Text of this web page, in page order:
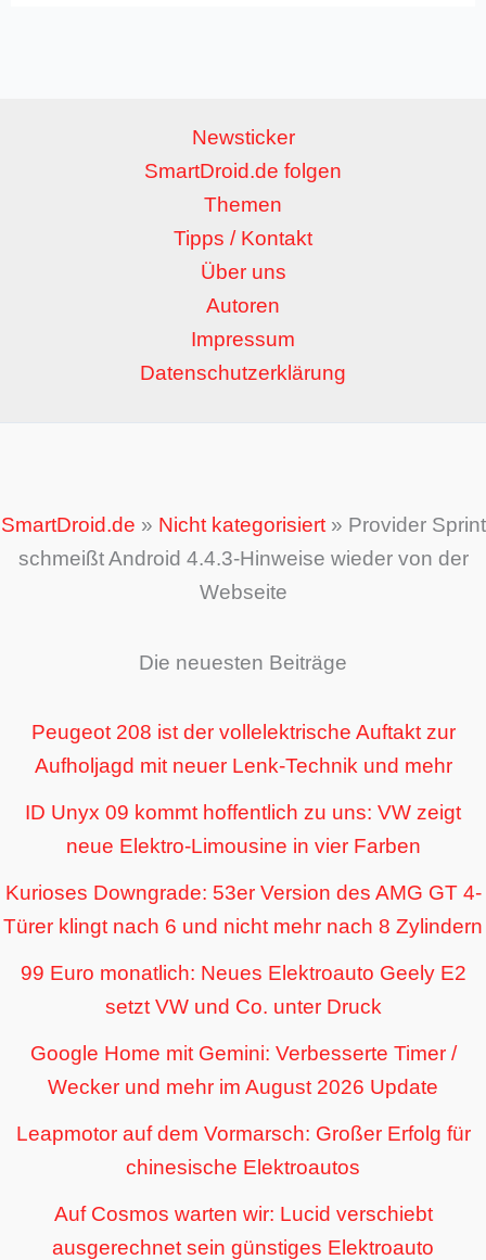
Newsticker
SmartDroid.de folgen
Themen
Tipps / Kontakt
Über uns
Autoren
Impressum
Datenschutzerklärung
SmartDroid.de » Nicht kategorisiert» Provider Sprint
schmeißt Android 4.4.3-Hinweise wieder von der
Webseite
Die neuesten Beiträge
Peugeot 208 ist der vollelektrische Auftakt zur
Aufholjagd mit neuer Lenk-Technik und mehr
ID Unyx 09 kommt hoffentlich zu uns: VW zeigt
neue Elektro-Limousine in vier Farben
Kurioses Downgrade: 53er Version des AMG GT 4-
Türer klingt nach 6 und nicht mehr nach 8 Zylindern
99 Euro monatlich: Neues Elektroauto Geely E2
setzt VW und Co. unter Druck
Google Home mit Gemini: Verbesserte Timer /
Wecker und mehr im August 2026 Update
Leapmotor auf dem Vormarsch: Großer Erfolg für
chinesische Elektroautos
Auf Cosmos warten wir: Lucid verschiebt
ausgerechnet sein günstiges Elektroauto